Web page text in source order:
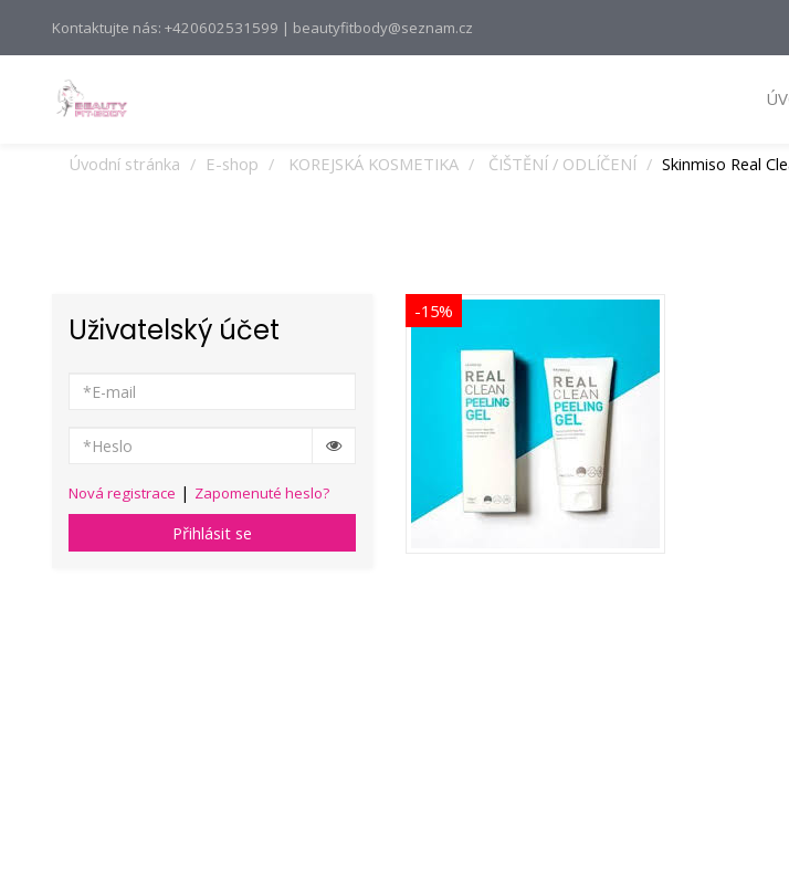
Kontaktujte nás: +420602531599 | beautyfitbody@seznam.cz
Úvodní stránka E-shop KOREJSKÁ KOSMETIKA ČIŠTĚNÍ / ODLÍČENÍ Skinmiso Real
Uživatelský účet
Nová registrace | Zapomenuté heslo?
Přihlásit se
-15%